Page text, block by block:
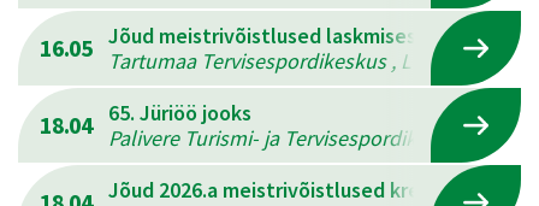
16.05 Jõud meistrivõistlused laskmises
Tartumaa Tervisespordikeskus , L 16.05.2026 -
18.04
65. Jüriöö jooks
Palivere Turismi- ja Tervisespordikeskus , L
Jõud 2026.a meistrivõistlused kreeka-rooma